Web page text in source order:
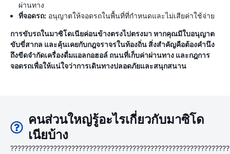
ผ่านทาง
ที่จอดรถ: อนุญาตให้จอดรถในพื้นที่ที่กำหนดและไม่เสียค่าใช้จ่าย
การขับรถในมาซิโดเนียค่อนข้างตรงไปตรงมา หากคุณมีใบอนุญาต
ขับขี่สากล และคุ้นเคยกับกฎจราจรในท้องถิ่น สิ่งสำคัญคือต้องคำนึง
ถึงขีดจำกัดเครื่องดื่มแอลกอฮอล์ ถนนที่เก็บค่าผ่านทาง และกฎการ
จอดรถเพื่อให้แน่ใจว่าการเดินทางปลอดภัยและสนุกสนาน
คนส่วนใหญ่รู้อะไรเกี่ยวกับมาซิโด
เนียบ้าง